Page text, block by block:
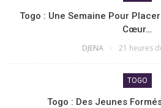
Togo : Une Semaine Pour
Cœur…
DJENA 21 heures
TOGO
Togo : Des Jeunes